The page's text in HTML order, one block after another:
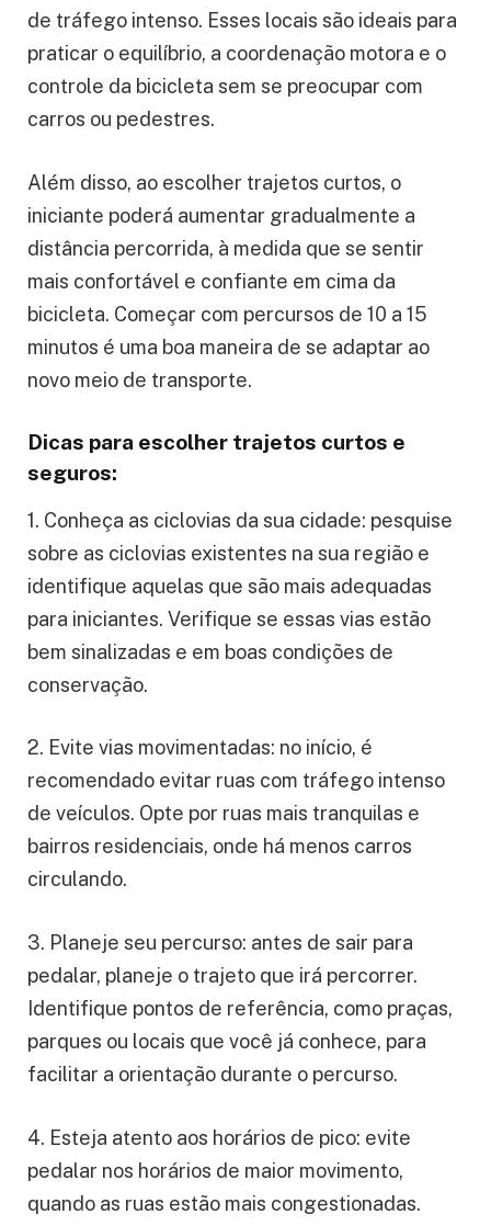
de tráfego intenso. Esses locais são ideais para
praticar o equilíbrio, a coordenação motora e o
controle da bicicleta sem se preocupar com
carros ou pedestres.
Além disso, ao escolher trajetos curtos, o
iniciante poderá aumentar gradualmente a
distância percorrida, à medida que se sentir
mais confortável e confiante em cima da
bicicleta. Começar com percursos de 10 a 15
minutos é uma boa maneira de se adaptar ao
novo meio de transporte.
Dicas para escolher trajetos curtos e
seguros:
1. Conheça as ciclovias da sua cidade: pesquise
sobre as ciclovias existentes na sua região e
identifique aquelas que são mais adequadas
para iniciantes. Verifique se essas vias estão
bem sinalizadas e em boas condições de
conservação.
2. Evite vias movimentadas: no início, é
recomendado evitar ruas com tráfego intenso
de veículos. Opte por ruas mais tranquilas e
bairros residenciais, onde há menos carros
circulando.
3. Planeje seu percurso: antes de sair para
pedalar, planeje o trajeto que irá percorrer.
Identifique pontos de referência, como praças,
parques ou locais que você já conhece, para
facilitar a orientação durante o percurso.
4. Esteja atento aos horários de pico: evite
pedalar nos horários de maior movimento,
quando as ruas estão mais congestionadas.